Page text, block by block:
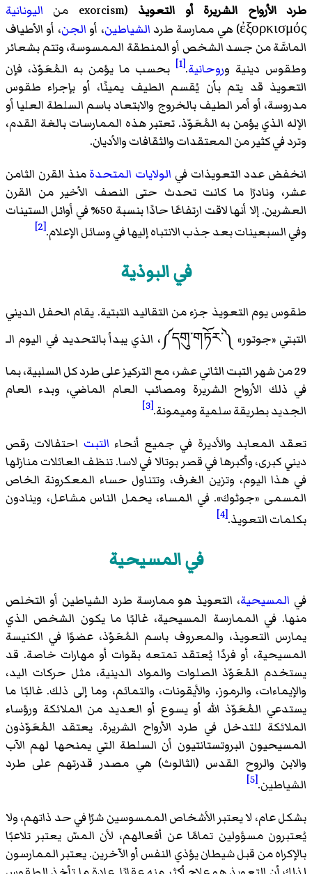
طرد الأرواح الشريرة أو التعويذ (exorcism من
اليونانية
ἐξορκισμός) هي ممارسة طرد
الشياطين، أو الجن، أو الأطياف
الماسَّة من جسد الشخص أو المنطقة الممسوسة، وتتم بشعائر
وطقوس دينية وروحانية.
[1]
بحسب ما يؤمن به المُعَوّذ، فإن
التعويذ قد يتم بأن يُقسم الطيف يمينًا، أو بإجراء طقوس
مدروسة، أو أمر الطيف بالخروج والابتعاد باسم السلطة العليا أو
الإله الذي يؤمن به المُعَوّذ. تعتبر هذه الممارسات بالغة القدم،
وترد في كثير من المعتقدات والثقافات والأديان.
انخفض عدد التعويذات في الولايات المتحدةمنذ القرن الثامن
عشر، ونادرًا ما كانت تحدث حتى النصف الأخير من القرن
العشرين. إلا أنها لاقت ارتفاعًا حادًا بنسبة 50% في أوائل الستينات
وفي السبعينات بعد جذب الانتباه إليها في وسائل الإعلام.[2]
في البوذية
طقوس يوم التعويذ جزء من التقاليد التبتية. يقام الحفل الديني
التبتي «جوتور» ༼དགུ་གཏོར་༽، الذي يبدأ بالتحديد في اليوم الـ
29 من شهر التبت الثاني عشر، مع التركيز على طرد كل السلبية، بما
في ذلك الأرواح الشريرة ومصائب العام الماضي، وبدء العام
الجديد بطريقة سلمية وميمونة.[3]
تعقد المعابد والأديرة في جميع أنحاء التبت احتفالات رقص
ديني كبرى، وأكبرها في قصر بوتالا في لاسا. تنظف العائلات منازلها
في هذا اليوم، وتزين الغرف، وتتناول حساء المعكرونة الخاص
المسمى «جوثوك». في المساء، يحمل الناس مشاعل، وينادون
بكلمات التعويذ.[4]
في المسيحية
في المسيحية، التعويذ هو ممارسة طرد الشياطين أو التخلص
منها. في الممارسة المسيحية، غالبًا ما يكون الشخص الذي
يمارس التعويذ، والمعروف باسم المُعَوّذ، عضوًا في الكنيسة
المسيحية، أو فردًا يُعتقد تمتعه بقوات أو مهارات خاصة. قد
يستخدم المُعَوّذ الصلوات والمواد الدينية، مثل حركات اليد،
والإيماءات، والرموز، والأيقونات، والتمائم، وما إلى ذلك. غالبًا ما
يستدعي المُعَوّذ الله أو يسوع أو العديد من الملائكة ورؤساء
الملائكة للتدخل في طرد الأرواح الشريرة. يعتقد المُعَوّذون
المسيحيون البروتستانتيون أن السلطة التي يمنحها لهم الآب
والابن والروح القدس (الثالوث) هي مصدر قدرتهم على طرد
الشياطين.[5]
بشكل عام، لا يعتبر الأشخاص الممسوسين شرًا في حد ذاتهم، ولا
يُعتبرون مسؤولين تمامًا عن أفعالهم، لأن المسّ يعتبر تلاعبًا
بالإكراه من قبل شيطان يؤذي النفس أو الآخرين. يعتبر الممارسون